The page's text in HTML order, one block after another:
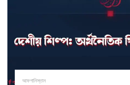
আফগানিস্তান